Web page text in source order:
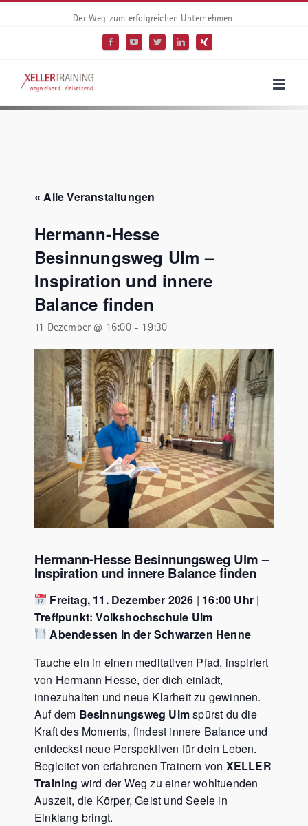
Der Weg zum erfolgreichen Unternehmen.
« Alle Veranstaltungen
Hermann-Hesse
Besinnungsweg Ulm –
Inspiration und innere
Balance finden
11 Dezember @ 16:00- 19:30
Hermann-Hesse Besinnungsweg Ulm –
Inspiration und innere Balance finden
Freitag, 11. Dezember 2026 | 16:00 Uhr |
Treffpunkt: Volkshochschule Ulm
Abendessen in der Schwarzen Henne
Tauche ein in einen meditativen Pfad, inspiriert
von Hermann Hesse, der dich einlädt,
innezuhalten und neue Klarheit zu gewinnen.
Auf dem Besinnungsweg Ulmspürst du die
Kraft des Moments, findest innere Balance und
entdeckst neue Perspektiven für dein Leben.
Begleitet von erfahrenen Trainern von XELLER
Training wird der Weg zu einer wohltuenden
Auszeit, die Körper, Geist und Seele in
Einklang bringt.